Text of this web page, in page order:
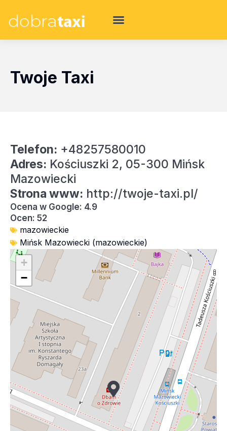
Twoje Taxi
Telefon: +48257580010
Adres: Kościuszki 2, 05-300 Mińsk
Mazowiecki
Strona www: http://twoje-taxi.pl/
Ocena w Google: 4.9
Ocen: 52
mazowieckie
Mińsk Mazowiecki (mazowieckie)
+
−